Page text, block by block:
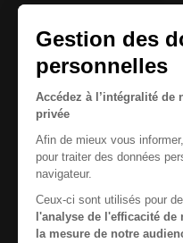
Gestion des
personnelles
Accédez à l’intégralité de
privée
Afin de mieux vous
pour traiter des données
navigateur.
Ceux-ci sont utilisés pour
l'analyse de l'efficacité
la mesure de notre
Le centre de
disposer de
la
désormais
reprendre